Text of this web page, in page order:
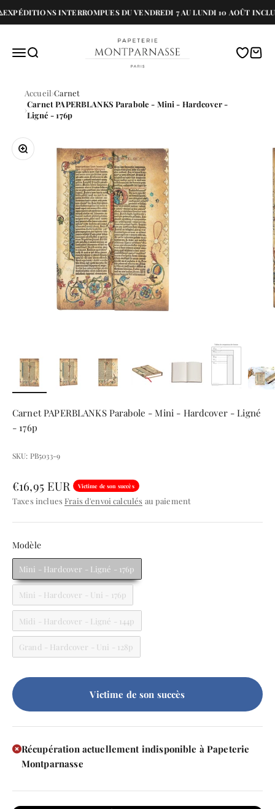
Passer au contenuINTERROMPUES DU VENDREDI 7 AU LUNDI 10 AOÛT
MenuRecherche
Papeterie Montparnasse
Accueil Carnet
Carnet PAPERBLANKS Parabole - Mini - Hardcover -
Ligné - 176p
Zoomer sur l'image
Carnet PAPERBLANKS Parabole - Mini - Hardcover - Ligné
- 176p
SKU: PB5033-9
Prix de vente
€16,95 EUR Victime de son succès
Taxes inclues Frais d'envoi calculés au paiement
ModèleModèle
Mini - Hardcover - Ligné - 176p
Mini - Hardcover - Uni - 176p
Midi - Hardcover - Ligné - 144p
Grand - Hardcover - Uni - 128p
Victime de son succès
Récupération actuellement indisponible à Papeterie
Montparnasse